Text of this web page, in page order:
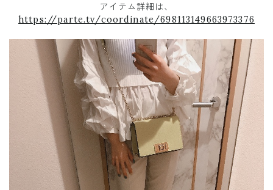
アイテム詳細は、
https://parte.tv/coordinate/698113149663973376